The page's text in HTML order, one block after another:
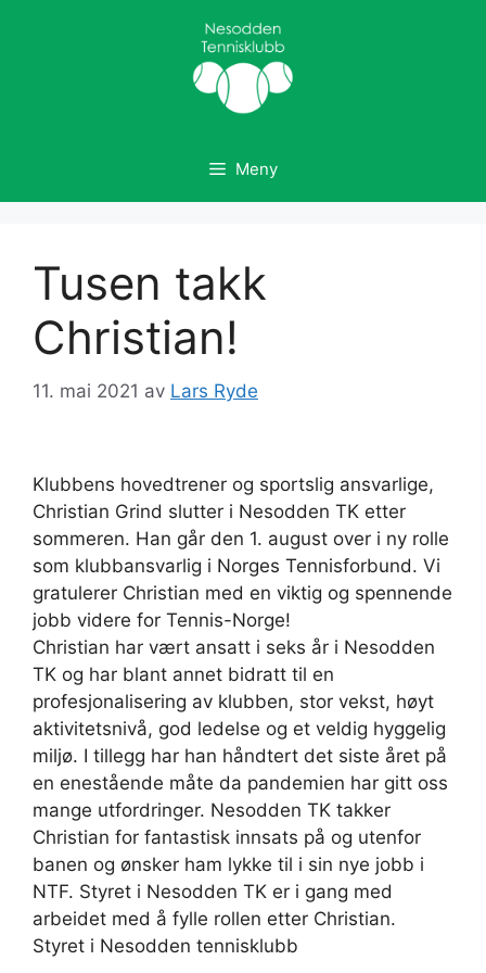
Meny
Tusen takk
Christian!
11. mai 2021 av Lars Ryde
Klubbens hovedtrener og sportslig ansvarlige,
Christian Grind slutter i Nesodden TK etter
sommeren. Han går den 1. august over i ny rolle
som klubbansvarlig i Norges Tennisforbund. Vi
gratulerer Christian med en viktig og spennende
jobb videre for Tennis-Norge!
Christian har vært ansatt i seks år i Nesodden
TK og har blant annet bidratt til en
profesjonalisering av klubben, stor vekst, høyt
aktivitetsnivå, god ledelse og et veldig hyggelig
miljø. I tillegg har han håndtert det siste året på
en enestående måte da pandemien har gitt oss
mange utfordringer. Nesodden TK takker
Christian for fantastisk innsats på og utenfor
banen og ønsker ham lykke til i sin nye jobb i
NTF. Styret i Nesodden TK er i gang med
arbeidet med å fylle rollen etter Christian.
Styret i Nesodden tennisklubb